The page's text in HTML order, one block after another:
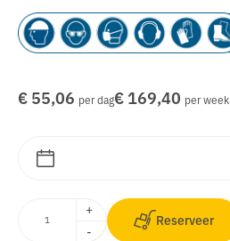
€ 55,06 per dag€ 169,40 per week
+
-
Reserveer